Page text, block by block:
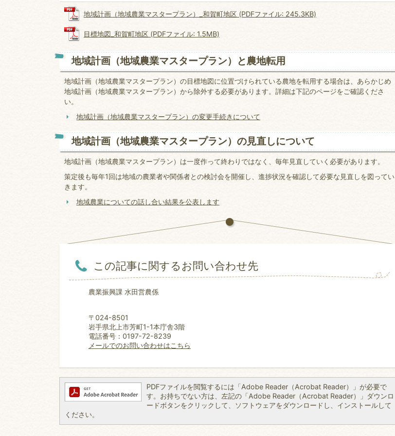
地域計画（地域農業マスタープラン）_和賀町地区 (PDFファイル: 245.3KB)
目標地図_和賀町地区 (PDFファイル: 1.5MB)
地域計画（地域農業マスタープラン）と農地転用
地域計画（地域農業マスタープラン）の目標地図に位置づけられている農地を転用する場合は、あらかじめ
地域計画（地域農業マスタープラン）から除外する必要があります。詳細は下記のページをご確認くださ
い。
地域計画（地域農業マスタープラン）の変更手続きについて
地域計画（地域農業マスタープラン）の見直しについて
地域計画（地域農業マスタープラン）は一度作って終わりではなく、毎年見直していく必要があります。
策定後も毎年1回は地域の農業者や関係者との検討会を開催し、進捗状況を確認して必要な見直しを図ってい
きます。
地域農業についての話し合い結果を公表します
この記事に関するお問い合わせ先
農業振興課 水田営農係
〒024-8501
岩手県北上市芳町1-1本庁舎3階
電話番号：0197-72-8239
メールでのお問い合わせはこちら
PDFファイルを閲覧するには「Adobe Reader（Acrobat Reader）」が必要で
す。お持ちでない方は、左記の「Adobe Reader（Acrobat Reader）」ダウンロ
ードボタンをクリックして、ソフトウェアをダウンロードし、インストールして
ください。